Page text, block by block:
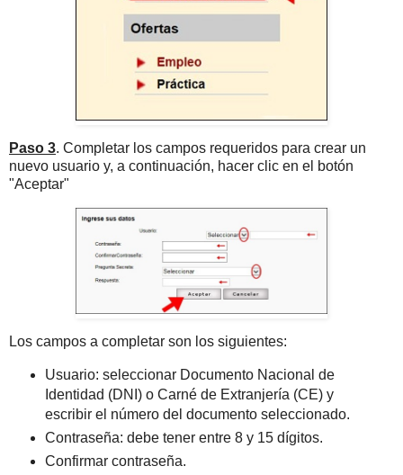
Paso 3. Completar los campos requeridos para crear un
nuevo usuario y, a continuación, hacer clic en el botón
"Aceptar"
Los campos a completar son los siguientes:
Usuario: seleccionar Documento Nacional de
Identidad (DNI) o Carné de Extranjería (CE) y
escribir el número del documento seleccionado.
Contraseña: debe tener entre 8 y 15 dígitos.
Confirmar contraseña.